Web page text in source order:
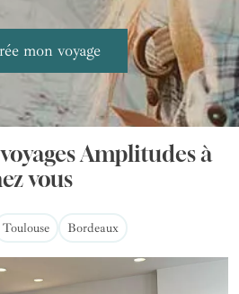
Amplitudes à
vous
Toulouse Bordeaux